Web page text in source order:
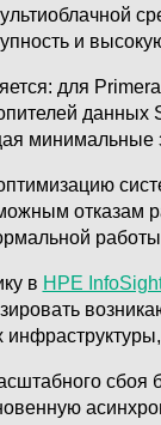
и
для
данных
минимальные
отказам
в HPE